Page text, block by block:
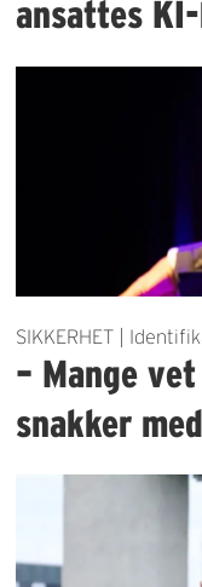
ansattes
SIKKERHET |
– Mange
snakker med